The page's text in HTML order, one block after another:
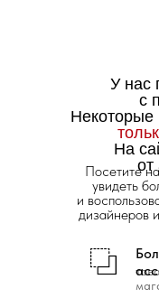
У нас
с
Некоторые
На
от
Посетите
увидеть
и
дизайнеров